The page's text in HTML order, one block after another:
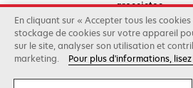
grossistes
Lexmark International, Inc.,
©2026 Tous droits réservés.
En cliquant sur « Accepter tous les
stockage de cookies sur votre appareil
sur le site, analyser son utilisation et
marketing.
Pour plus d'informations,